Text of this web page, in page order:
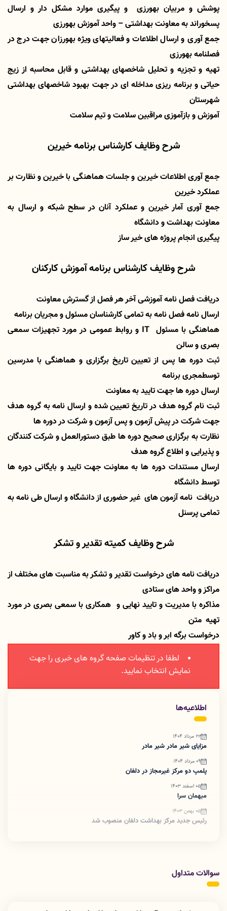
پوشش و مربیان بهورزی و پیگیری موارد مشکل دار و ارسال
پسخوراند به معاونت بهداشتی – واحد آموزش بهورزی
جمع آوری و ارسال اطلاعات و فعالیتهای ویژه بهورزان جهت درج در
فصلنامه بهورزی
تهیه و تجزیه و تحلیل شاخصهای بهداشتی و قابل محاسبه از زیج
حیاتی و برنامه ریزی مداخله ای در جهت بهبود شاخصهای بهداشتی
شهرستان
آموزش و بازآموزی مراقبین سلامت و تیم سلامت
شرح وظایف کارشناس برنامه خیرین
جمع آوری اطلاعات خیرین و جلسات هماهنگی با خیرین و نظارت بر
عملکرد خیرین
جمع آوری آمار خیرین و عملکرد آنان در سطح شبکه و ارسال به
معاونت بهداشت و دانشگاه
پیگیری انجام پروژه های خیر ساز
شرح وظایف کارشناس برنامه آموزش کارکنان
دریافت فصل نامه آموزشی آخر هر فصل از گسترش معاونت
ارسال نامه فصل نامه به تمامی کارشناسان مسئول و مجریان برنامه
هماهنگی با مسئول IT و روابط عمومی در مورد تجهیزات سمعی
بصری و سالن
ثبت دوره ها پس از تعیین تاریخ برگزاری و هماهنگی با مدرسین
توسطمجری برنامه
ارسال دوره ها جهت تایید به معاونت
ثبت نام گروه هدف در تاریخ تعیین شده و ارسال نامه به گروه هدف
جهت شرکت در پیش آزمون و پس آزمون و شرکت در دوره ها
نظارت به برگزاری صحیح دوره ها طبق دستورالعمل و شرکت کنندگان
و پذیرایی و اطلاع گروه هدف
ارسال مستندات دوره ها به معاونت جهت تایید و بایگانی دوره ها
توسط دانشگاه
دریافت نامه آزمون های غیر حضوری از دانشگاه و ارسال طی نامه به
تمامی پرسنل
شرح وظایف کمیته تقدیر و تشکر
دریافت نامه های درخواست تقدیر و تشکر به مناسبت های مختلف از
مراکز و واحد های ستادی
مذاکره با مدیریت و تایید نهایی و همکاری با سمعی بصری در مورد
تهیه متن
درخواست برگه ابر و باد و کاور
لطفا در تنظیمات صفحه گروه های خبری را جهت
نمایش انتخاب نمایید.
اطلاعیه‌ها
22 مرداد 1404
مزایای شیر مادر شیر مادر
09 مرداد 1404
پلمپ دو مرکز غیرمجاز در دلفان
05 اسفند 1403
میهمان سرا
05 بهمن 1403
رئیس جدید مرکز بهداشت دلفان منصوب شد
سوالات متداول